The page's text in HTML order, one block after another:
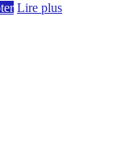
Lire plus